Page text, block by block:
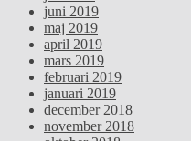
juni 2019
maj 2019
april 2019
mars 2019
februari 2019
januari 2019
december 2018
november 2018